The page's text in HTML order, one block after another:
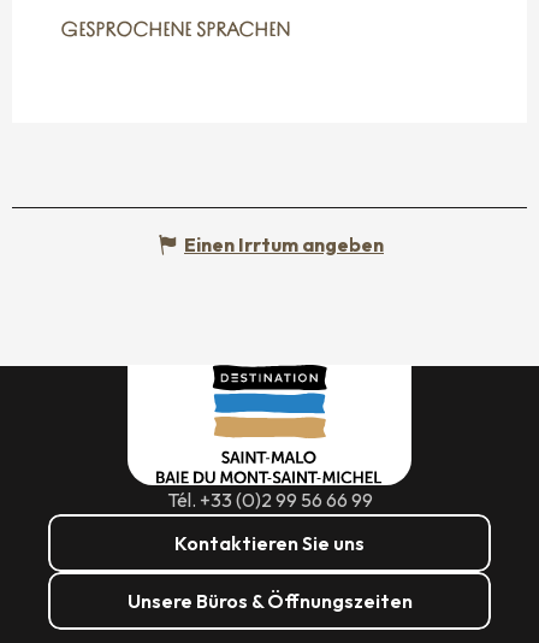
GESPROCHENE SPRACHEN
GESPROCHENE SPRACHEN
Einen Irrtum angeben
Tél. +33 (0)2 99 56 66 99
Kontaktieren Sie uns
Unsere Büros & Öffnungszeiten